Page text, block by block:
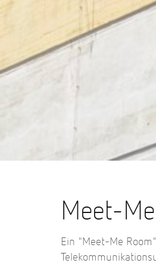
Meet-
Ein "Meet-Me